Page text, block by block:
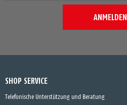
ANMELDEN
SHOP SERVICE
Telefonische Unterstützung und Beratung